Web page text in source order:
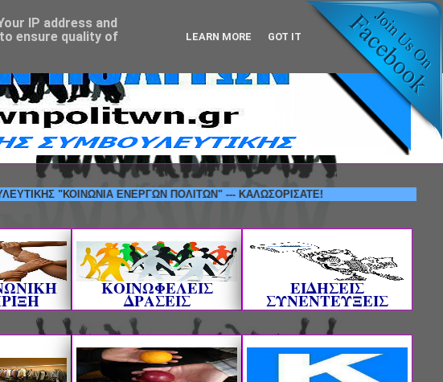
"ΚΟΙΝΩΝΙΑ ΕΝΕΡΓΩΝ ΠΟΛΙΤΩΝ" --- ΚΑΛΩΣΟΡΙΣΑΤΕ!
ΚΟΙΝΩΦΕΛΕΙΣ
ΔΡΑΣΕΙΣ
ΕΙΔΗΣΕΙΣ
ΣΥΝΕΝΤΕΥΞΕΙΣ
IP address and
ensure quality of
LEARN MORE GOT IT